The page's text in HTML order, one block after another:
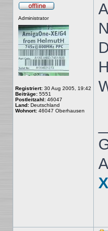
Administrator
Registriert: 30 Aug 2005, 19:42
Beiträge: 5551
Postleitzahl: 46047
Land: Deutschland
Wohnort: 46047 Oberhausen